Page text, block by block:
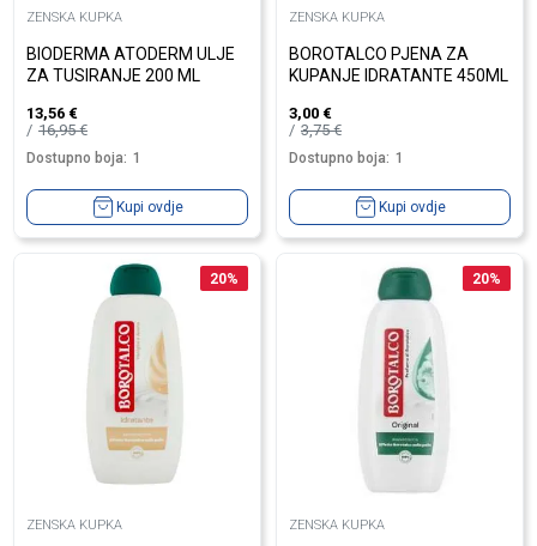
ZENSKA KUPKA
BIODERMA ATODERM ULJE
ZA TUSIRANJE 200 ML
13,56 €
16,95€
Dostupno boja: 1
Kupi ovdje
ZENSKA KUPKA
BOROTALCO PJENA ZA
KUPANJE IDRATANTE 450ML
3,00 €
3,75€
Dostupno boja: 1
Kupi ovdje
20%
ZENSKA KUPKA
20%
ZENSKA KUPKA